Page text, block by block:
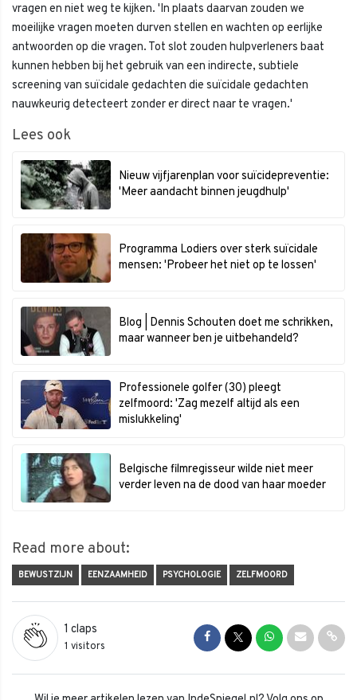
vragen en niet weg te kijken. 'In plaats daarvan zouden we
moeilijke vragen moeten durven stellen en wachten op eerlijke
antwoorden op die vragen. Tot slot zouden hulpverleners baat
kunnen hebben bij het gebruik van een indirecte, subtiele
screening van suïcidale gedachten die suïcidale gedachten
nauwkeurig detecteert zonder er direct naar te vragen.'
Lees ook
Nieuw vijfjarenplan voor suïcidepreventie:
'Meer aandacht binnen jeugdhulp'
Programma Lodiers over sterk suïcidale
mensen: 'Probeer het niet op te lossen'
Blog | Dennis Schouten doet me schrikken,
maar wanneer ben je uitbehandeld?
Professionele golfer (30) pleegt
zelfmoord: 'Zag mezelf altijd als een
mislukkeling'
Belgische filmregisseur wilde niet meer
verder leven na de dood van haar moeder
Read more about:
BEWUSTZIJN EENZAAMHEID PSYCHOLOGIE ZELFMOORD
1 claps
1 visitors
Share on Facebook
Share on Twitter
Share onShare via